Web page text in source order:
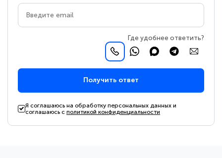
Где удобнее ответить?
Получить ответ
Я соглашаюсь на обработку персональных данных и
соглашаюсь сполитикой конфиденциальности